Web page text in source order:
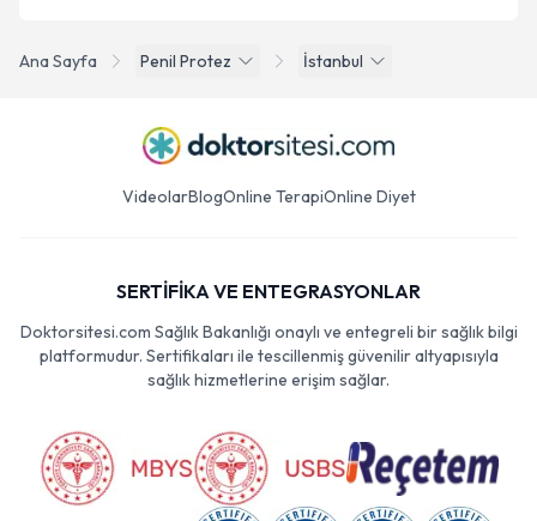
Ana Sayfa Penil Protez İstanbul
VideolarBlogOnline TerapiOnline Diyet
SERTİFİKA VE ENTEGRASYONLAR
Doktorsitesi.com Sağlık Bakanlığı onaylı ve entegreli bir sağlık bilgi
platformudur. Sertifikaları ile tescillenmiş güvenilir altyapısıyla
sağlık hizmetlerine erişim sağlar.